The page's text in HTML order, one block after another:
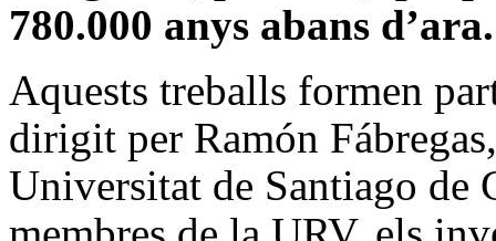
780.000 anys abans d’ara.
Aquests treballs formen
dirigit per Ramón
Universitat de Santiago de